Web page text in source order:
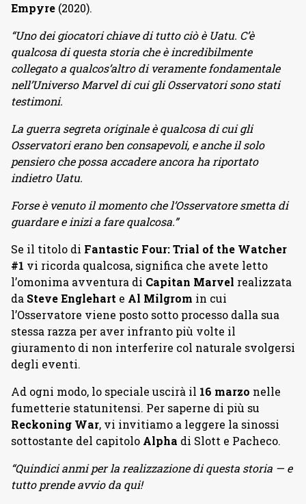
Empyre (2020).
“Uno dei giocatori chiave di tutto ciò è Uatu. C’è
qualcosa di questa storia che è incredibilmente
collegato a qualcos’altro di veramente fondamentale
nell’Universo Marvel di cui gli Osservatori sono stati
testimoni.
La guerra segreta originale è qualcosa di cui gli
Osservatori erano ben consapevoli, e anche il solo
pensiero che possa accadere ancora ha riportato
indietro Uatu.
Forse è venuto il momento che l’Osservatore smetta di
guardare e inizi a fare qualcosa.”
Se il titolo di Fantastic Four: Trial of the Watcher
#1 vi ricorda qualcosa, significa che avete letto
l’omonima avventura di Capitan Marvel realizzata
da Steve Englehart e Al Milgrom in cui
l’Osservatore viene posto sotto processo dalla sua
stessa razza per aver infranto più volte il
giuramento di non interferire col naturale svolgersi
degli eventi.
Ad ogni modo, lo speciale uscirà il 16 marzo nelle
fumetterie statunitensi. Per saperne di più su
Reckoning War, vi invitiamo a leggere la sinossi
sottostante del capitolo Alpha di Slott e Pacheco.
“Quindici anmi per la realizzazione di questa storia — e
tutto prende avvio da qui!